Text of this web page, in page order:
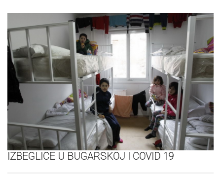
IZBEGLICE U BUGARSKOJ I COVID 19